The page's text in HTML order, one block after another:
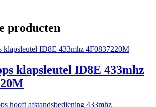
producten
klapsleutel ID8E 433mhz